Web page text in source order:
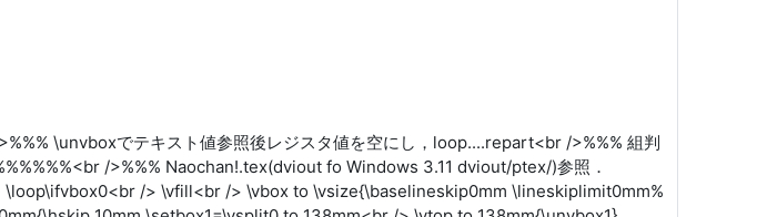
\unvboxでテキスト値参照後レジスタ値を空にし，loop....repart<br />%%% 組判
/>%%% Naochan!.tex(dviout fo Windows 3.11 dviout/ptex/)参照．
\loop\ifvbox0<br /> \vfill<br /> \vbox to \vsize{\baselineskip0mm \lineskiplimit0mm%